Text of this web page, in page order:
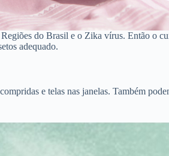
do Brasil e o Zika vírus. Então o
adequado.
e telas nas janelas. Também